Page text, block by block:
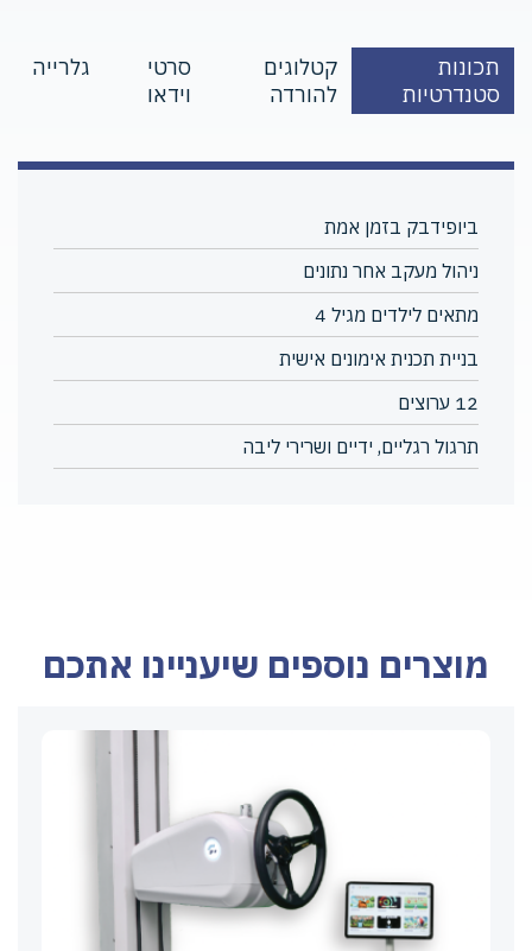
תכונות
סטנדרטיות
קטלוגים
להורדה
סרטי
וידאו
גלרייה
ביופידבק בזמן אמת
ניהול מעקב אחר נתונים
מתאים לילדים מגיל 4
בניית תכנית אימונים אישית
12 ערוצים
תרגול רגליים, ידיים ושרירי ליבה
מוצרים נוספים שיעניינו אתכם